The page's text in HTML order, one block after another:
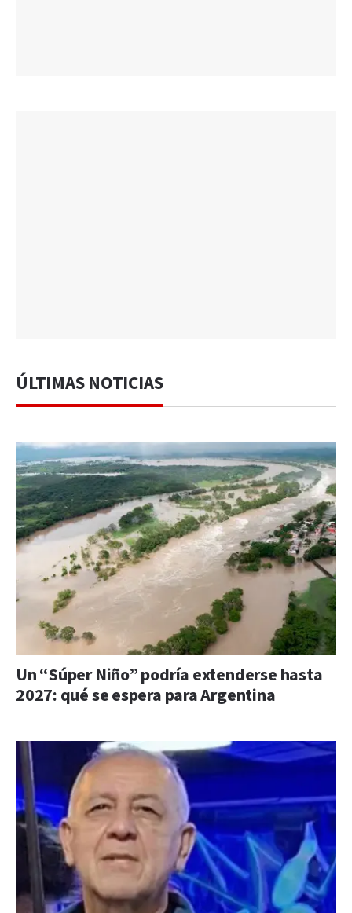
ÚLTIMAS NOTICIAS
Un “Súper Niño” podría extenderse hasta
2027: qué se espera para Argentina